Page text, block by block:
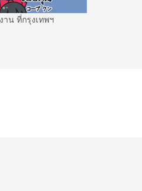
าน ที่กรุงเทพฯ